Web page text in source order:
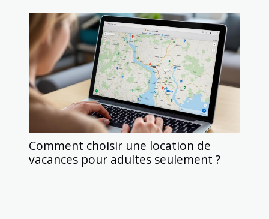
Comment choisir une location de
vacances pour adultes seulement ?